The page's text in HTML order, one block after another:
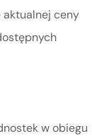
aktualnej ceny
w obiegu